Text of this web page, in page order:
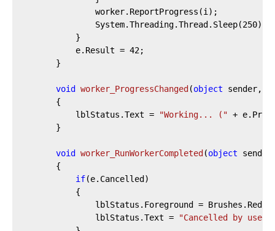
				System.Threading.Thread.Sleep(
250);
			e.Result =
42;
void worker_ProgressChanged (object sender,
			lblStatus.Text =
"Working... (" +
void worker_RunWorkerCompleted (object
if(e.Cancelled)
				lblStatus.Text =
"Cancelled by